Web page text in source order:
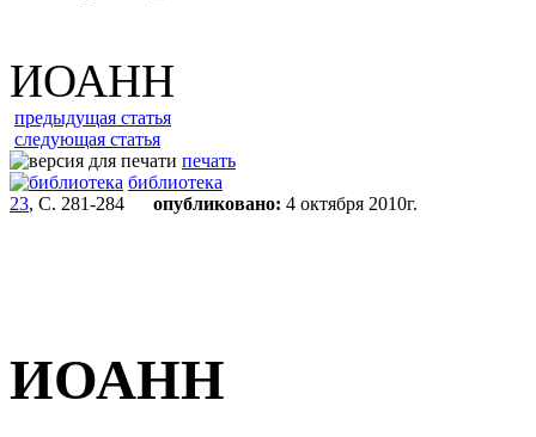
ИОАНН
предыдущая статья
следующая статья
печать
библиотека
23, С. 281-284 опубликовано: 4 октября 2010г.
ИОАНН